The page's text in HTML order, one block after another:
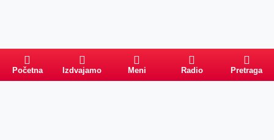
Početna Izdvajamo Meni Radio Pretraga